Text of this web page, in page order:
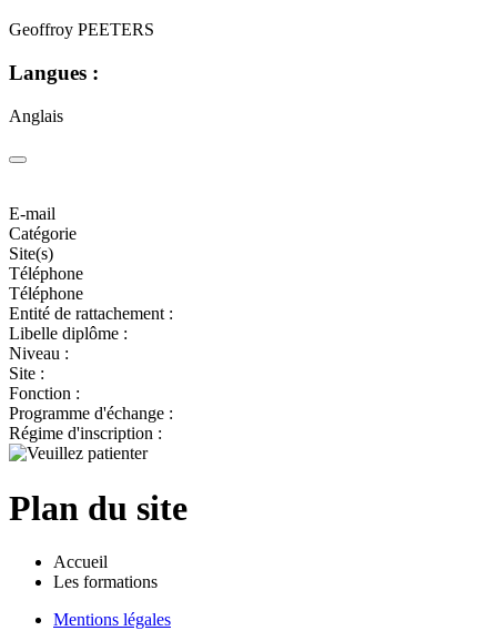
Geoffroy PEETERS
Langues :
Anglais
E-mail
Catégorie
Site(s)
Téléphone
Téléphone
Entité de rattachement :
Libelle diplôme :
Niveau :
Site :
Fonction :
Programme d'échange :
Régime d'inscription :
Plan du site
Accueil
Les formations
Mentions légales